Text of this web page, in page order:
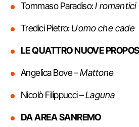
Tommaso Paradiso:I romantici
Tredici Pietro:Uomo che cade
LE QUATTRO NUOVE
Angelica Bove –Mattone
Nicolò Filippucci –Laguna
DA AREA SANREMO